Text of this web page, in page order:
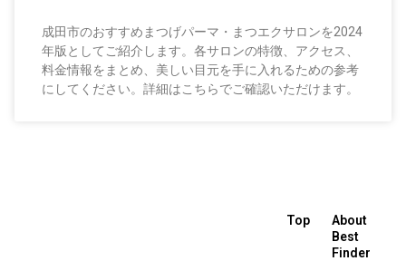
成田市のおすすめまつげパーマ・まつエクサロンを2024
年版としてご紹介します。各サロンの特徴、アクセス、
料金情報をまとめ、美しい目元を手に入れるための参考
にしてください。詳細はこちらでご確認いただけます。
Top
About
Best
Finder